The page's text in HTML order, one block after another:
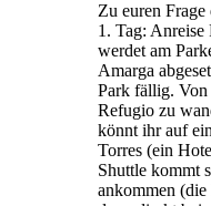
Zu euren
1. Tag:
werdet am
Amarga
Park fällig.
Refugio zu
könnt ihr auf
Torres (ein
Shuttle kommt
ankommen